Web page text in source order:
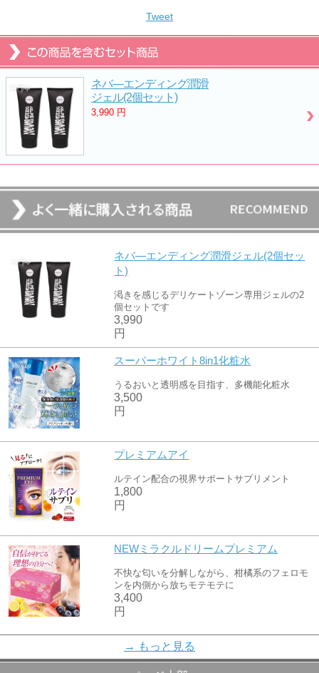
Tweet
ネバ―エンディング潤滑
ジェル(2個セット)
3,990 円
ネバ―エンディング潤滑ジェル(2個セッ
ト)
渇きを感じるデリケートゾーン専用ジェルの2
個セットです
3,990
円
スーパーホワイト8in1化粧水
うるおいと透明感を目指す、多機能化粧水
3,500
円
プレミアムアイ
ルテイン配合の視界サポートサプリメント
1,800
円
NEWミラクルドリームプレミアム
不快な匂いを分解しながら、柑橘系のフェロモ
ンを内側から放ちモテモテに
3,400
円
24Kゴールド脱皮ジェルパックEX
→ もっと見る